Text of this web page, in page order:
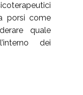
porsi come
quale
dei